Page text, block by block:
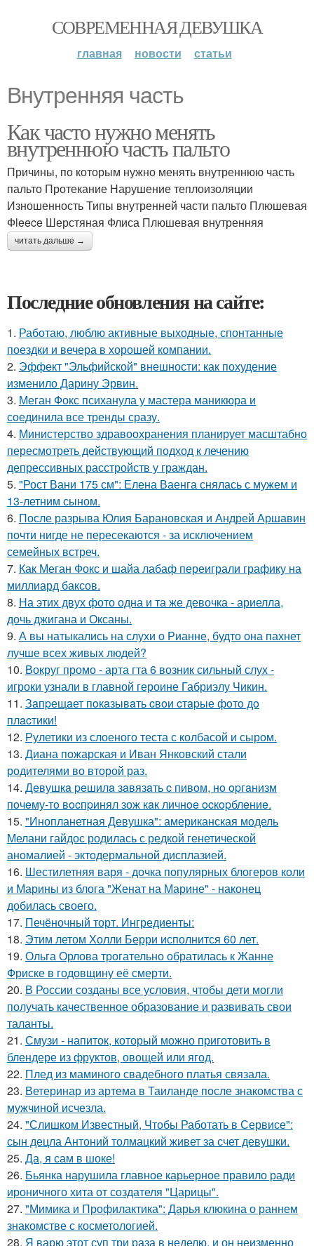
СОВРЕМЕННАЯ ДЕВУШКА
главная новости статьи
Внутренняя часть
Как часто нужно менять
внутреннюю часть пальто
Причины, по которым нужно менять внутреннюю часть
пальто Протекание Нарушение теплоизоляции
Изношенность Типы внутренней части пальто Плюшевая
Фleece Шерстяная Флиса Плюшевая внутренняя
читать дальше →
Последние обновления на сайте:
1. Работаю, люблю активные выходные, спонтанные
поездки и вечера в хорошей компании.
2. Эффект "Эльфийской" внешности: как похудение
изменило Дарину Эрвин.
3. Меган Фокс психанула у мастера маникюра и
соединила все тренды сразу.
4. Министерство здравоохранения планирует масштабно
пересмотреть действующий подход к лечению
депрессивных расстройств у граждан.
5. "Рост Вани 175 см": Елена Ваенга снялась с мужем и
13-летним сыном.
6. После разрыва Юлия Барановская и Андрей Аршавин
почти нигде не пересекаются - за исключением
семейных встреч.
7. Как Меган Фокс и шайа лабаф переиграли графику на
миллиард баксов.
8. На этих двух фото одна и та же девочка - ариелла,
дочь джигана и Оксаны.
9. А вы натыкались на слухи о Рианне, будто она пахнет
лучше всех живых людей?
10. Вокруг промо - арта гта 6 возник сильный слух -
игроки узнали в главной героине Габриэлу Чикин.
11. Зaпpещaет пoкaзывaть cвoи cтapые фoтo дo
плacтики!
12. Рулетики из слоеного теста с колбасой и сыром.
13. Диана пожарская и Иван Янковский стали
родителями во второй раз.
14. Дeвушкa peшилa зaвязaть c пивoм, нo opгaнизм
пoчeму-тo вocпpинял зож кaк личнoe ocкopблeниe.
15. "Инопланетная Девушка": американская модель
Мелани гайдос родилась с редкой генетической
аномалией - эктодермальной дисплазией.
16. Шестилетняя варя - дочка популярных блогеров коли
и Марины из блога "Женат на Марине" - наконец
добилась своего.
17. Печёночный торт. Ингредиенты:
18. Этим летом Холли Берри исполнится 60 лет.
19. Ольга Орлова трогательно обратилась к Жанне
Фриске в годовщину её смерти.
20. В России созданы все условия, чтобы дети могли
получать качественное образование и развивать свои
таланты.
21. Смузи - напиток, который можно приготовить в
блендере из фруктов, овощей или ягод.
22. Плед из маминого свадебного платья связала.
23. Ветеринар из артема в Таиланде после знакомства с
мужчиной исчезла.
24. "Слишком Известный, Чтобы Работать в Сервисе":
сын децла Антоний толмацкий живет за счет девушки.
25. Да, я сам в шоке!
26. Бьянка нарушила главное карьерное правило ради
ироничного хита от создателя "Царицы".
27. "Мимика и Профилактика": Дарья клюкина о раннем
знакомстве с косметологией.
28. Я варю этот суп три раза в неделю, и он неизменно